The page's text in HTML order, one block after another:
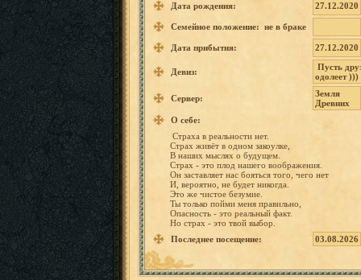
Дата рождения: 27.12.2020
Семейное положение: не в браке
Дата прибытия: 27.12.2020
Девиз: Пусть
одолеет)))
Сервер:
Земля
Древних
О себе:
Страха в реальности нет.
Страх живёт в одном закоулке
В наших мыслях о будущем.
Страх - это плод нашего воображения.
Он заставляет нас бояться того, чего нет
И, вероятно не будет никогда.
Это же чистое безумие.
Ты только пойми меня правильно,
Опасность - это реальный факт.
Но страх - это твой выбор.
Последнее посещение:
03.08.2026